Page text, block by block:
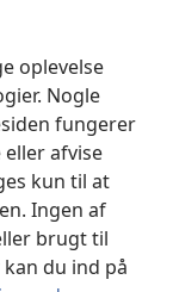
oplevelse
Nogle
fungerer
eller afvise
kun til at
Ingen af
brugt til
du ind på